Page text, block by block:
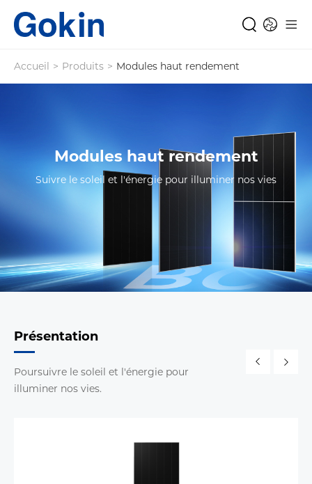
Accueil > Produits > Modules haut rendement
Modules haut rendement
Suivre le soleil et l'énergie pour illuminer nos vies
Présentation
Poursuivre le soleil et l'énergie pour
illuminer nos vies.